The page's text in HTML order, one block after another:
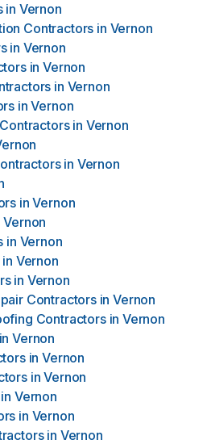
in Vernon
Contractors in Vernon
in Vernon
in Vernon
in Vernon
in Vernon
in Vernon
in Vernon
in Vernon
Vernon
in Vernon
in Vernon
in Vernon
Contractors in Vernon
Contractors in Vernon
in Vernon
in Vernon
in Vernon
in Vernon
in Vernon
in Vernon